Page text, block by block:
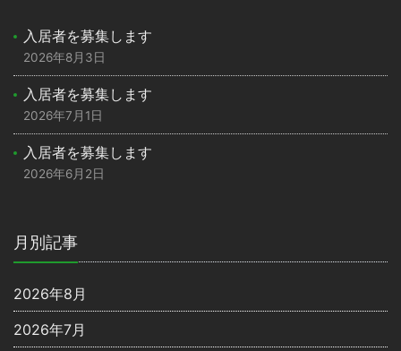
入居者を募集します
2026年8月3日
入居者を募集します
2026年7月1日
入居者を募集します
2026年6月2日
月別記事
2026年8月
2026年7月